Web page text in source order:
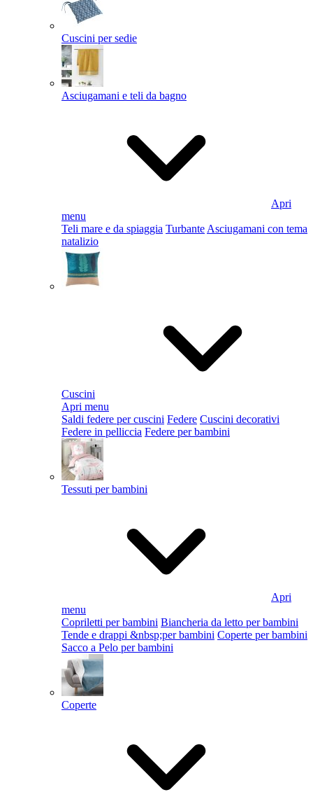
Cuscini per sedie
Asciugamani e teli da bagno
Apri
menu
Teli mare e da spiaggia Turbante Asciugamani con tema
natalizio
Cuscini
Apri menu
Saldi federe per cuscini Federe Cuscini decorativi
Federe in pelliccia Federe per bambini
Tessuti per bambini
Apri
menu
Copriletti per bambini Biancheria da letto per bambini
Tende e drappi &nbsp;per bambini Coperte per bambini
Sacco a Pelo per bambini
Coperte